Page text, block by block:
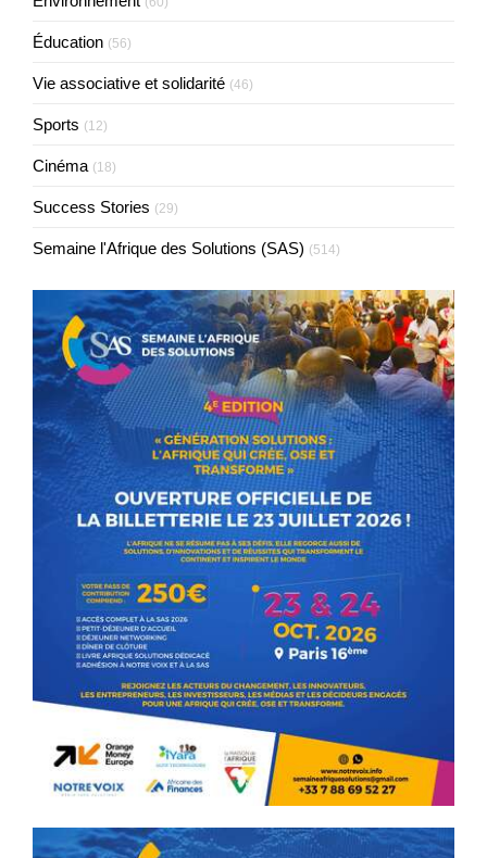
Éducation (56)
Vie associative et solidarité (46)
Sports (12)
Cinéma (18)
Success Stories (29)
Semaine l'Afrique des Solutions (SAS) (514)